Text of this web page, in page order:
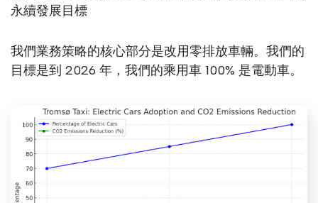
永續發展目標
我們業務策略的核心部分是改用零排放車輛。我們的
目標是到 2026 年，我們的乘用車 100% 是電動車。